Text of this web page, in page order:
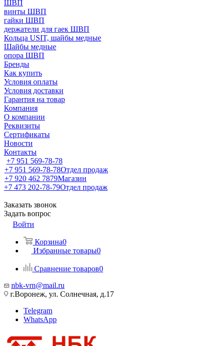
ШВП
винты ШВП
гайки ШВП
держатели для гаек ШВП
Кольца USIT, шайбы медные
Шайбы медные
опора ШВП
Бренды
Как купить
Условия оплаты
Условия доставки
Гарантия на товар
Компания
О компании
Реквизиты
Сертификаты
Новости
Контакты
+7 951 569-78-78
+7 951 569-78-78Отдел продаж
+7 920 462 7879Магазин
+7 473 202-78-79Отдел продаж
Заказать звонок
Задать вопрос
Войти
Корзина0
Избранные товары0
Сравнение товаров0
nbk-vrn@mail.ru
г.Воронеж, ул. Солнечная, д.17
Telegram
WhatsApp